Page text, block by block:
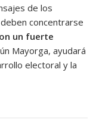
de los
concentrarse
un fuerte
Mayorga, ayudará
electoral y la